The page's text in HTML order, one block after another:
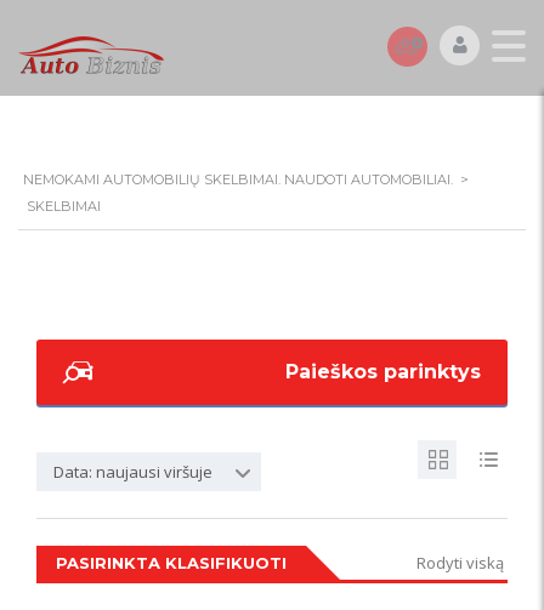
NEMOKAMI AUTOMOBILIŲ SKELBIMAI. NAUDOTI AUTOMOBILIAI. >
SKELBIMAI
Paieškos parinktys
Data: naujausi viršuje
PASIRINKTA KLASIFIKUOTI Rodyti viską